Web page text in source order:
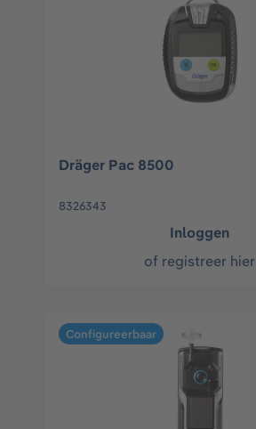
Dräger Pac 8500
8326343
Inloggen
of registreer hier
Configureerbaar